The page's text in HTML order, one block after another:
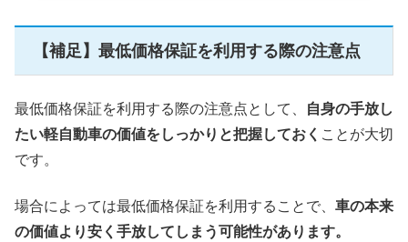
【補足】最低価格保証を利用する際の注意点
最低価格保証を利用する際の注意点として、 自身の手放し
たい軽自動車の価値をしっかりと把握しておく ことが大切
です。
場合によっては最低価格保証を利用することで、 車の本来
の価値より安く手放してしまう可能性があります。